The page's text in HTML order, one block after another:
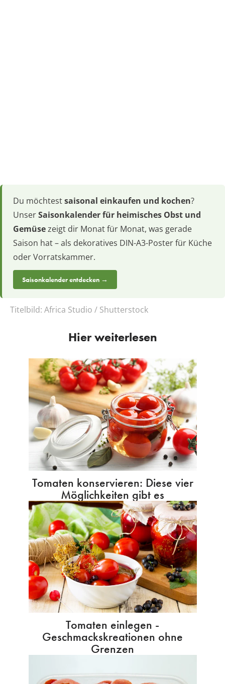
Du möchtestsaisonal einkaufen und kochen?
UnserSaisonkalender für heimisches Obst und
Gemüsezeigt dir Monat für Monat, was gerade
Saison hat – als dekoratives DIN-A3-Poster für Küche
oder Vorratskammer.
Saisonkalender entdecken →
Titelbild: Africa Studio / Shutterstock
Hier weiterlesen
Tomaten konservieren: Diese vier
Möglichkeiten gibt es
Tomaten einlegen -
Geschmackskreationen ohne
Grenzen